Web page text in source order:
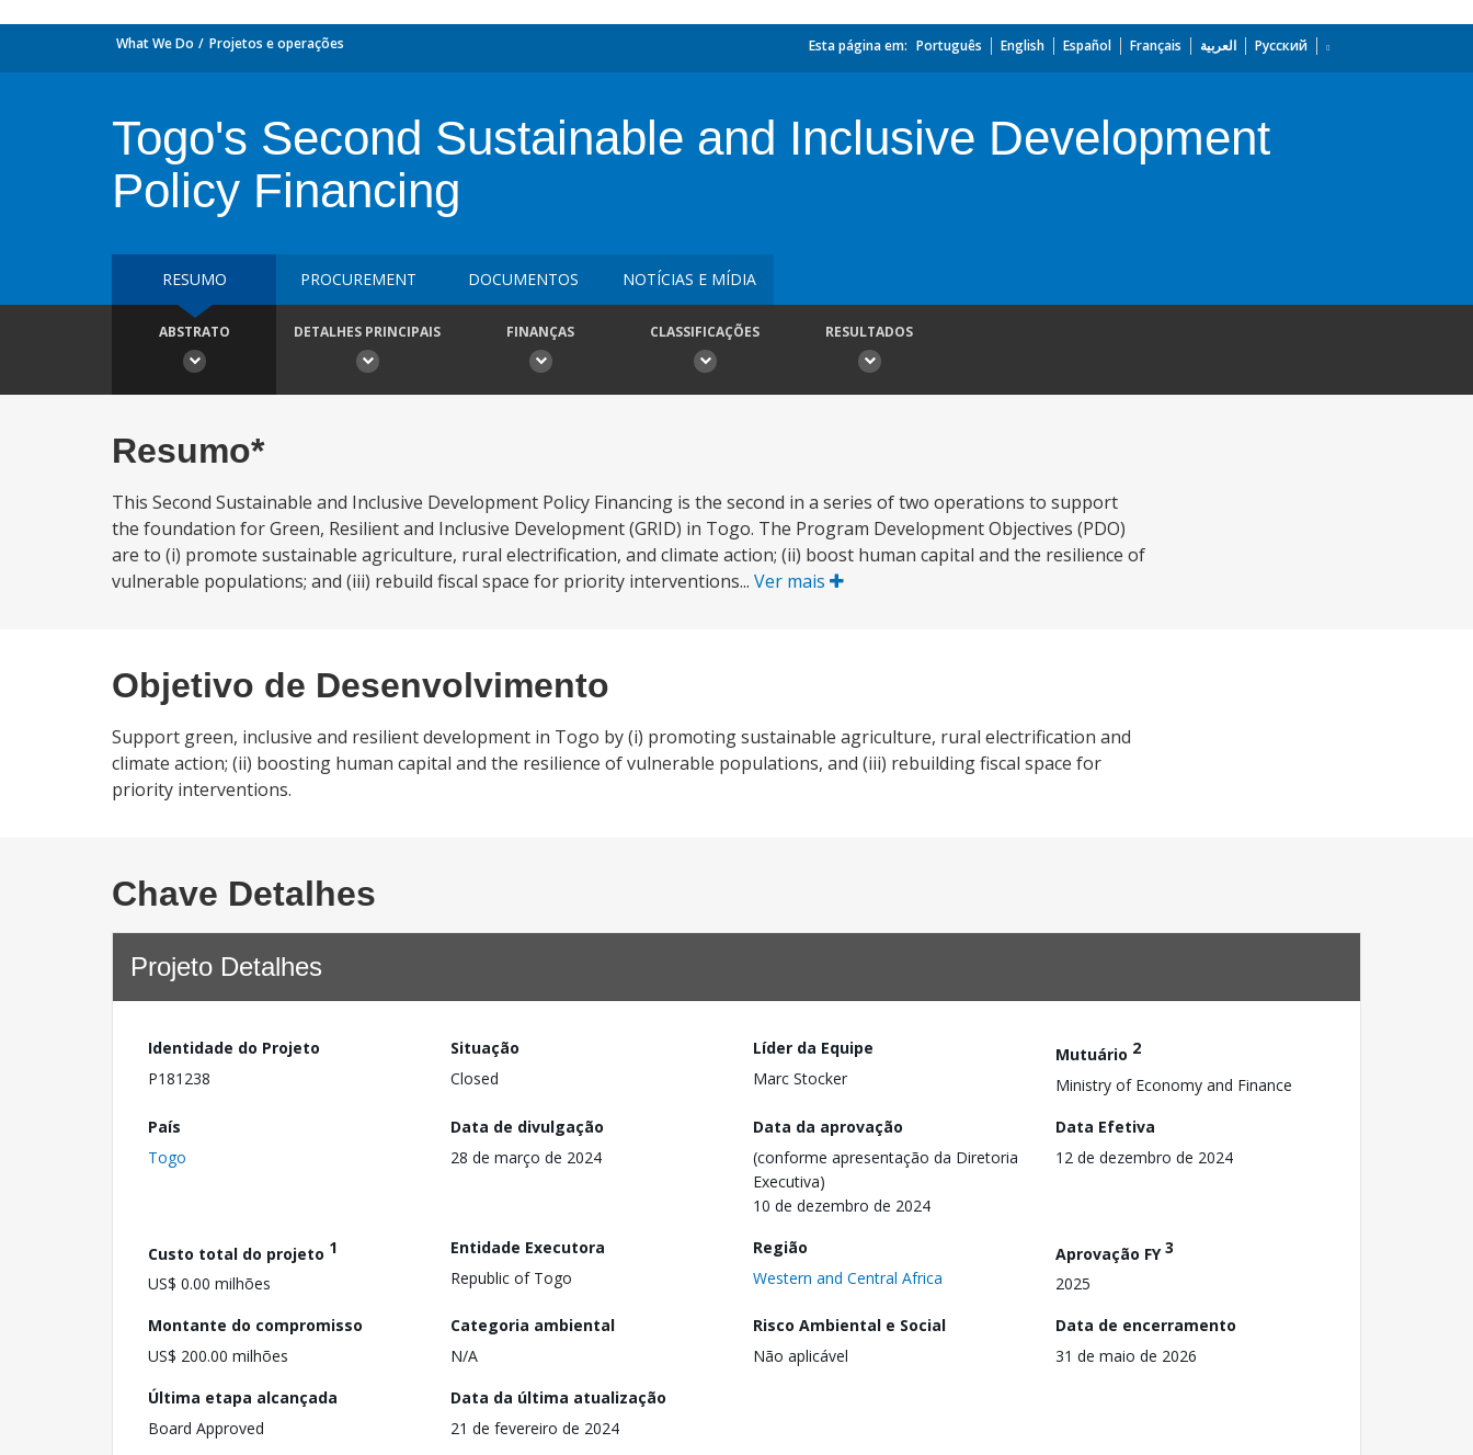
What We Do Projetos e operações Esta página em: Português English Español Français العربية Русский
Togo's Second Sustainable and Inclusive Development
Policy Financing
RESUMO PROCUREMENT DOCUMENTOS NOTÍCIAS E MÍDIA
ABSTRATO DETALHES PRINCIPAIS FINANÇAS CLASSIFICAÇÕES RESULTADOS
Resumo*
This Second Sustainable and Inclusive Development Policy Financing is the second in a series of two operations to support
the foundation for Green, Resilient and Inclusive Development (GRID) in Togo. The Program Development Objectives (PDO)
are to (i) promote sustainable agriculture, rural electrification, and climate action; (ii) boost human capital and the resilience of
vulnerable populations; and (iii) rebuild fiscal space for priority interventions... Ver mais
Objetivo de Desenvolvimento
Support green, inclusive and resilient development in Togo by (i) promoting sustainable agriculture, rural electrification and
climate action; (ii) boosting human capital and the resilience of vulnerable populations, and (iii) rebuilding fiscal space for
priority interventions.
Chave Detalhes
Projeto Detalhes
Identidade do Projeto
P181238
Situação
Closed
Líder da Equipe
Marc Stocker
Mutuário 2
Ministry of Economy and Finance
País
Togo
Data de divulgação
28 de março de 2024
Data da aprovação
(conforme apresentação da Diretoria
Executiva)
10 de dezembro de 2024
Data Efetiva
12 de dezembro de 2024
Custo total do projeto 1
US$ 0.00 milhões
Entidade Executora
Republic of Togo
Região
Western and Central Africa
Aprovação FY3
2025
Montante do compromisso
US$ 200.00 milhões
Categoria ambiental
N/A
Risco Ambiental e Social
Não aplicável
Data de encerramento
31 de maio de 2026
Última etapa alcançada
Board Approved
Data da última atualização
21 de fevereiro de 2024